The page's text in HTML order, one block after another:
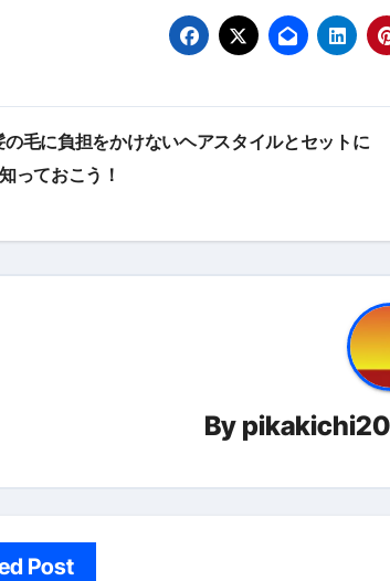
使った分だけ支払う、いちばん賢いスマ
【海外ツアー完全ガイド】アジア最安1万
新春スペシャルセール完全ガイド：国内
梅干しを毎日食べたらどうなるの？①【
ブルーベリーを毎日食べたらどうなる
バナナを毎日食べたらどうなるの？①
筋トレせずにプロテインを飲み続けた
ドメイン取得からホームページ完成まで
かいまき（掻巻き）超完全ガイド｜“着
【最新版】掛け布団の選び方“完全攻略
【アシストステッパー】ハンドル付き
の毛に負担をかけないヘアスタイルとセットに
っておこう！
By
Post